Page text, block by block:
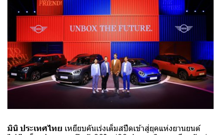
มินิ ประเทศไทย เหยียบคันเร่งเต็มสปีดเข้าสู่ยุคแห่งยานยนต์